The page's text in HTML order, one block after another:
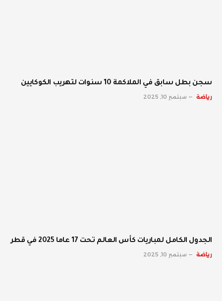
سجن بطل سابق في الملاكمة 10 سنوات لتهريب الكوكايين
رياضة سبتمبر 10, 2025
الجدول الكامل لمباريات كأس العالم تحت 17 عاما 2025 في قطر
رياضة سبتمبر 10, 2025